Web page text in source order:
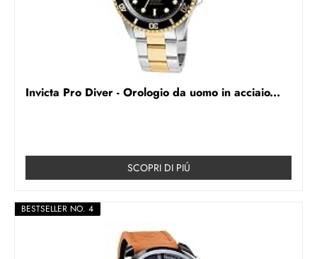
Invicta Pro Diver - Orologio da uomo in acciaio...
SCOPRI DI PIÚ
BESTSELLER NO. 4